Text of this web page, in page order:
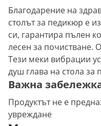
Благодарение на
столът за педикюр е
си, гарантира пълен
лесен за почистване.
Тези меки вибрации
душ глава на стола за
Важна
Продуктът не е
увреждане